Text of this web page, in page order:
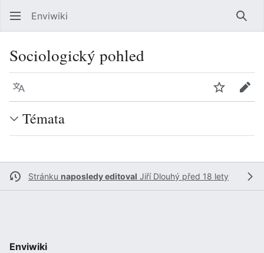
Enviwiki
Sociologický pohled
Jazyk Sledovat
Témata
Stránku naposledy editoval Jiří Dlouhý před 18 lety
Enviwiki